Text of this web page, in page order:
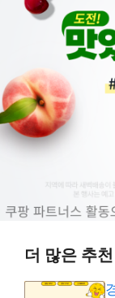
더 많은 추